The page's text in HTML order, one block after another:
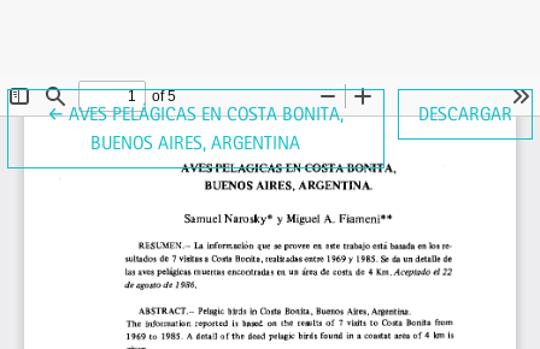
←VOLVER A LOS DETALLES DEL ARTÍCULO
AVES PELÁGICAS EN COSTA BONITA,
BUENOS AIRES, ARGENTINA
DESCARGAR